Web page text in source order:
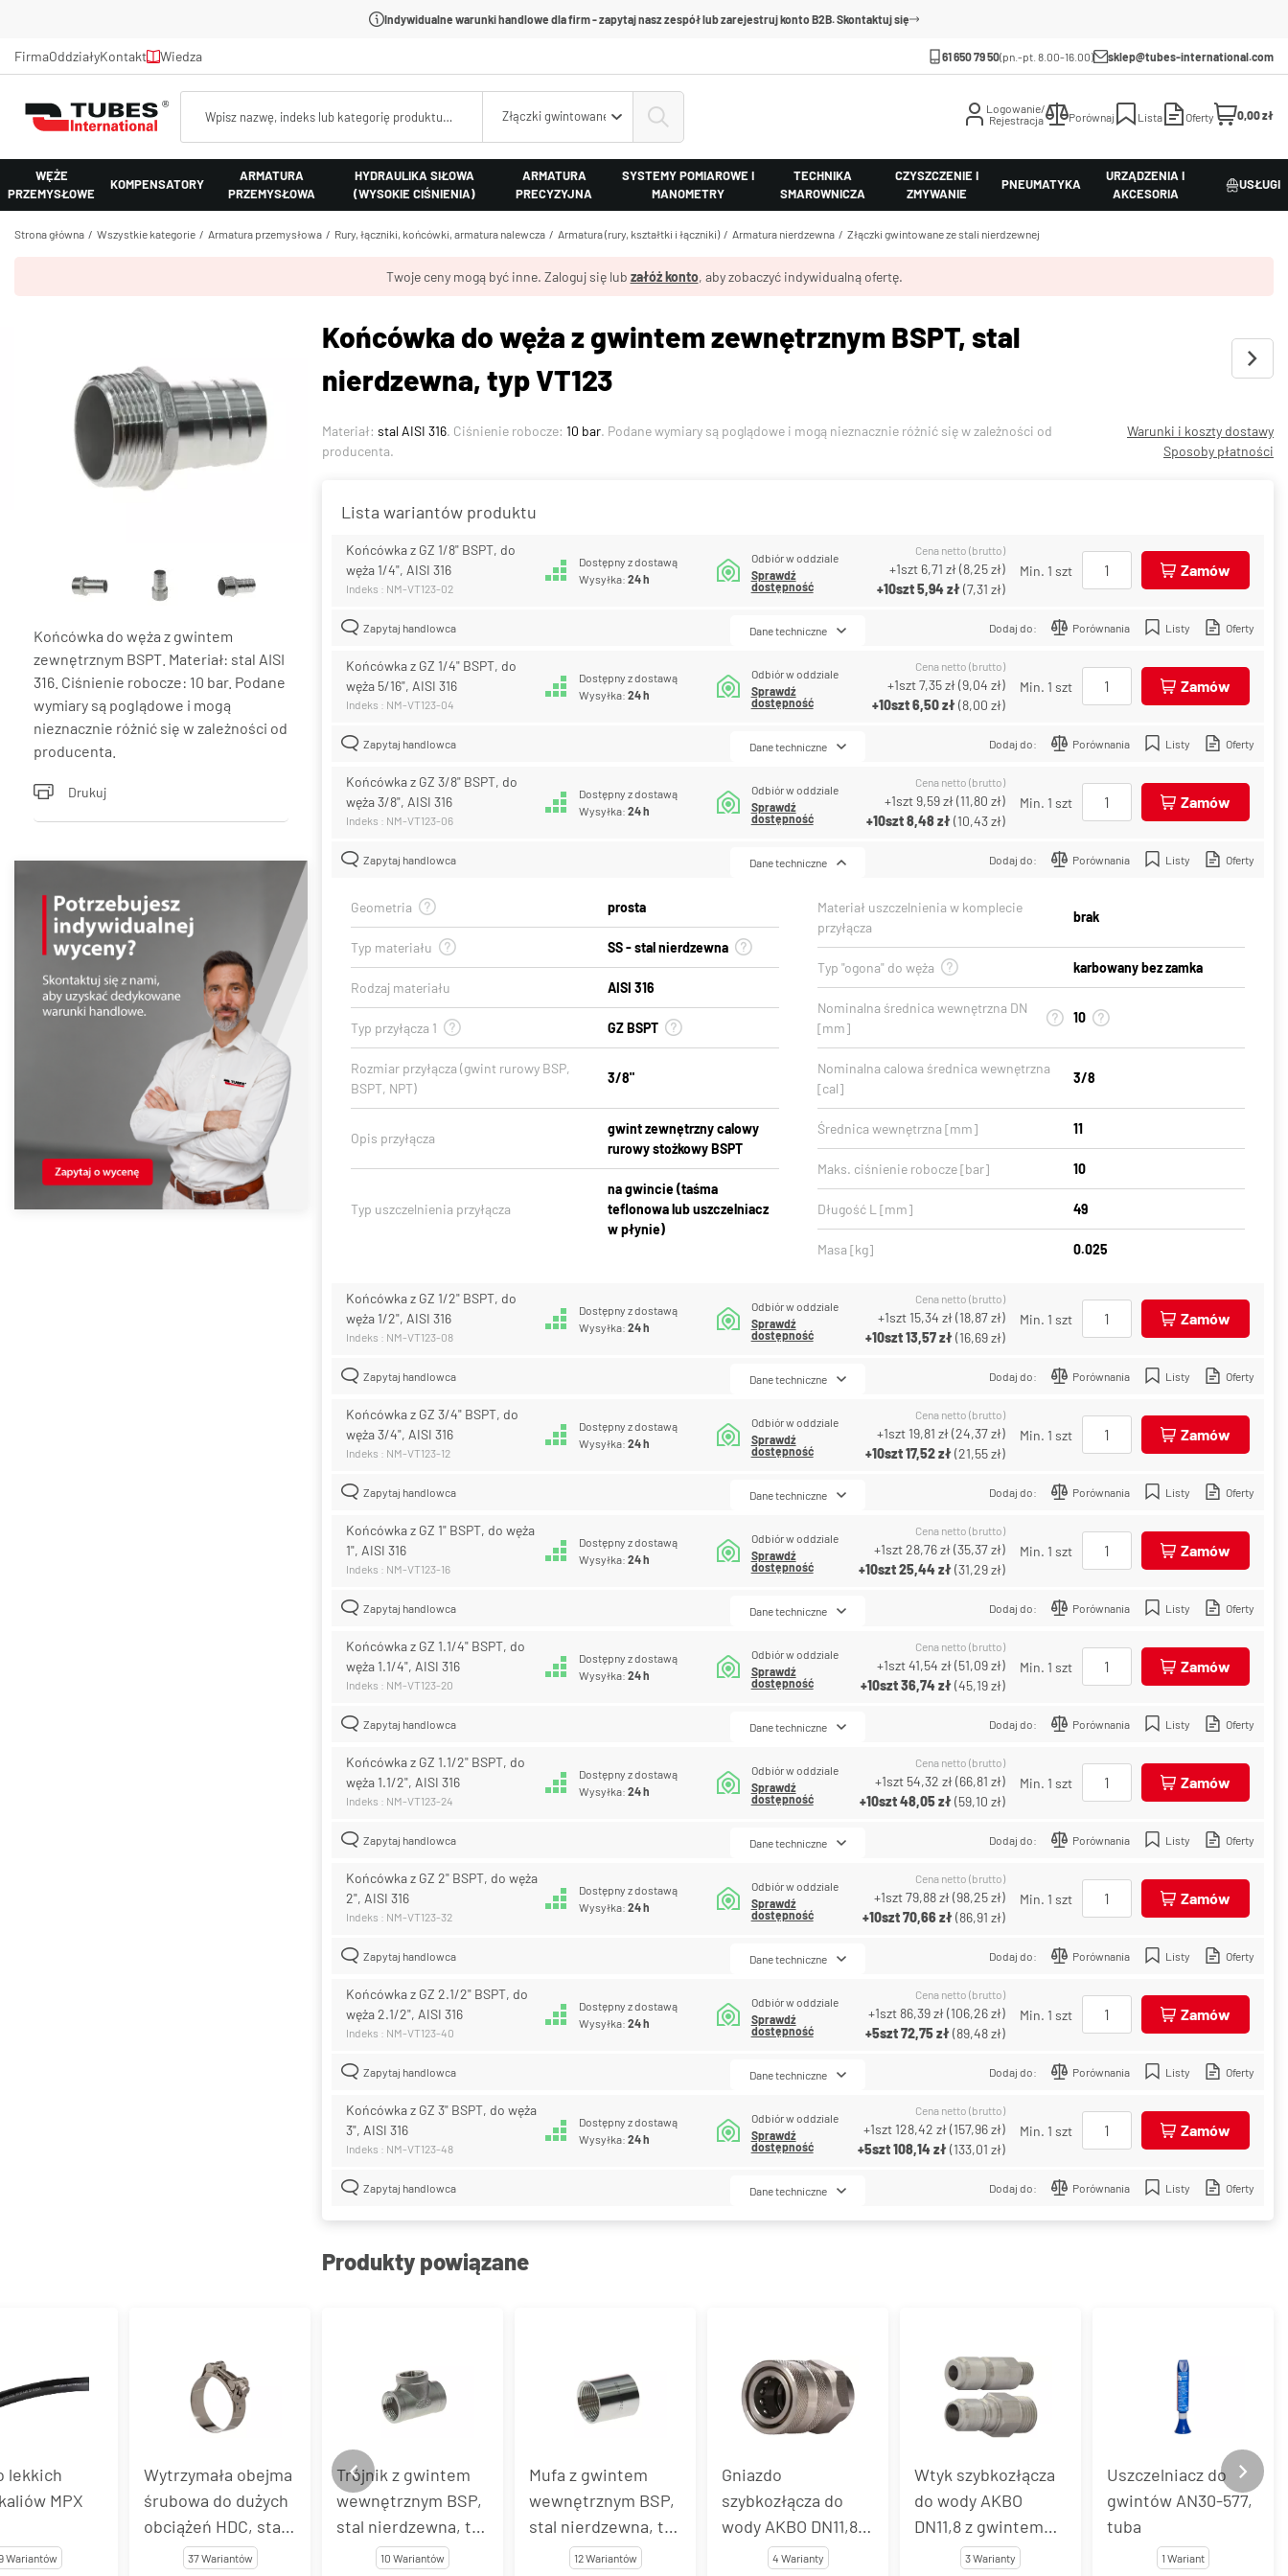
Indywidualne warunki handlowe dla firm - zapytaj nasz zespół lub zarejestruj konto B2B. Skontaktuj się
FirmaOddziałyKontakt Wiedza 61 650 79 50(pn.-pt. 8.00-16.00) sklep@tubes-international.com
Złączki gwintowane ze stali nierdzewnej
Logowanie/
Rejestracja
Porównaj Lista Oferty 0,00 zł
WĘŻE
PRZEMYSŁOWE
KOMPENSATORY
ARMATURA
PRZEMYSŁOWA
HYDRAULIKA SIŁOWA
(WYSOKIE CIŚNIENIA)
ARMATURA
PRECYZYJNA
SYSTEMY POMIAROWE I
MANOMETRY
TECHNIKA
SMAROWNICZA
CZYSZCZENIE I
ZMYWANIE
PNEUMATYKA
URZĄDZENIA I
AKCESORIA
USŁUGI
Strona główna Wszystkie kategorie Armatura przemysłowa Rury, łączniki, końcówki, armatura nalewcza Armatura (rury, kształtki i łączniki) Armatura nierdzewna Złączki gwintowane ze stali nierdzewnej
Twoje ceny mogą być inne. Zaloguj się lub załóż konto, aby zobaczyć indywidualną ofertę.
Końcówka do węża z gwintem
zewnętrznym BSPT. Materiał: stal AISI
316. Ciśnienie robocze: 10 bar. Podane
wymiary są poglądowe i mogą
nieznacznie różnić się w zależności od
producenta.
Drukuj
Końcówka do węża z gwintem zewnętrznym BSPT, stal
nierdzewna, typ VT123
Materiał: stal AISI 316. Ciśnienie robocze: 10 bar. Podane wymiary są poglądowe i mogą nieznacznie różnić się w zależności od
producenta.
Warunki i koszty dostawy
Sposoby płatności
Lista wariantów produktu
Końcówka z GZ 1/8" BSPT, do
węża 1/4", AISI 316
Indeks : NM-VT123-02
Dostępny z dostawą
Wysyłka:24 h
Odbiór w oddziale
Sprawdź
dostępność
Cena netto (brutto)
+1szt 6,71 zł(8,25 zł)
+10szt5,94 zł(7,31 zł)
Min. 1 szt Zamów
Zapytaj handlowca Dodaj do: Porównania Listy Oferty
Dane techniczne
Końcówka z GZ 1/4" BSPT, do
węża 5/16", AISI 316
Indeks : NM-VT123-04
Dostępny z dostawą
Wysyłka:24 h
Odbiór w oddziale
Sprawdź
dostępność
Cena netto (brutto)
+1szt7,35 zł(9,04 zł)
+10szt6,50 zł(8,00 zł)
Min. 1 szt Zamów
Zapytaj handlowca Dodaj do: Porównania Listy Oferty
Dane techniczne
Końcówka z GZ 3/8" BSPT, do
węża 3/8", AISI 316
Indeks : NM-VT123-06
Dostępny z dostawą
Wysyłka:24 h
Odbiór w oddziale
Sprawdź
dostępność
Cena netto (brutto)
+1szt9,59 zł(11,80 zł)
+10szt8,48 zł(10,43 zł)
Min. 1 szt Zamów
Zapytaj handlowca Dodaj do: Porównania Listy Oferty
Dane techniczne
Geometria prosta
Typ materiału SS - stal nierdzewna
Rodzaj materiału AISI 316
Typ przyłącza 1 GZ BSPT
Rozmiar przyłącza (gwint rurowy BSP,
BSPT, NPT)
3/8"
Opis przyłącza
gwint zewnętrzny calowy
rurowy stożkowy BSPT
Typ uszczelnienia przyłącza
na gwincie (taśma
teflonowa lub uszczelniacz
w płynie)
Materiał uszczelnienia w komplecie
przyłącza
brak
Typ "ogona" do węża karbowany bez zamka
Nominalna średnica wewnętrzna DN
[mm]
10
Nominalna calowa średnica wewnętrzna
[cal]
3/8
Średnica wewnętrzna [mm] 11
Maks. ciśnienie robocze [bar] 10
Długość L [mm] 49
Masa [kg] 0.025
Końcówka z GZ 1/2" BSPT, do
węża 1/2", AISI 316
Indeks : NM-VT123-08
Dostępny z dostawą
Wysyłka:24 h
Odbiór w oddziale
Sprawdź
dostępność
Cena netto (brutto)
+1szt 15,34 zł(18,87 zł)
+10szt13,57 zł(16,69 zł)
Min. 1 szt Zamów
Zapytaj handlowca Dodaj do: Porównania Listy Oferty
Dane techniczne
Końcówka z GZ 3/4" BSPT, do
węża 3/4", AISI 316
Indeks : NM-VT123-12
Dostępny z dostawą
Wysyłka:24 h
Odbiór w oddziale
Sprawdź
dostępność
Cena netto (brutto)
+1szt 19,81 zł(24,37 zł)
+10szt17,52 zł(21,55 zł)
Min. 1 szt Zamów
Zapytaj handlowca Dodaj do: Porównania Listy Oferty
Dane techniczne
Końcówka z GZ 1" BSPT, do węża
1", AISI 316
Indeks : NM-VT123-16
Dostępny z dostawą
Wysyłka:24 h
Odbiór w oddziale
Sprawdź
dostępność
Cena netto (brutto)
+1szt28,76 zł(35,37 zł)
+10szt25,44 zł(31,29 zł)
Min. 1 szt Zamów
Zapytaj handlowca Dodaj do: Porównania Listy Oferty
Dane techniczne
Końcówka z GZ 1.1/4" BSPT, do
węża 1.1/4", AISI 316
Indeks : NM-VT123-20
Dostępny z dostawą
Wysyłka:24 h
Odbiór w oddziale
Sprawdź
dostępność
Cena netto (brutto)
+1szt41,54 zł(51,09 zł)
+10szt36,74 zł(45,19 zł)
Min. 1 szt Zamów
Zapytaj handlowca Dodaj do: Porównania Listy Oferty
Dane techniczne
Końcówka z GZ 1.1/2" BSPT, do
węża 1.1/2", AISI 316
Indeks : NM-VT123-24
Dostępny z dostawą
Wysyłka:24 h
Odbiór w oddziale
Sprawdź
dostępność
Cena netto (brutto)
+1szt 54,32 zł(66,81 zł)
+10szt48,05 zł(59,10 zł)
Min. 1 szt Zamów
Zapytaj handlowca Dodaj do: Porównania Listy Oferty
Dane techniczne
Końcówka z GZ 2" BSPT, do węża
2", AISI 316
Indeks : NM-VT123-32
Dostępny z dostawą
Wysyłka:24 h
Odbiór w oddziale
Sprawdź
dostępność
Cena netto (brutto)
+1szt79,88 zł(98,25 zł)
+10szt70,66 zł(86,91 zł)
Min. 1 szt Zamów
Zapytaj handlowca Dodaj do: Porównania Listy Oferty
Dane techniczne
Końcówka z GZ 2.1/2" BSPT, do
węża 2.1/2", AISI 316
Indeks : NM-VT123-40
Dostępny z dostawą
Wysyłka:24 h
Odbiór w oddziale
Sprawdź
dostępność
Cena netto (brutto)
+1szt 86,39 zł(106,26 zł)
+5szt72,75 zł(89,48 zł)
Min. 1 szt Zamów
Zapytaj handlowca Dodaj do: Porównania Listy Oferty
Dane techniczne
Końcówka z GZ 3" BSPT, do węża
3", AISI 316
Indeks : NM-VT123-48
Dostępny z dostawą
Wysyłka:24 h
Odbiór w oddziale
Sprawdź
dostępność
Cena netto (brutto)
+1szt 128,42 zł(157,96 zł)
+5szt108,14 zł(133,01 zł)
Min. 1 szt Zamów
Zapytaj handlowca Dodaj do: Porównania Listy Oferty
Dane techniczne
Produkty powiązane
lekkich
MPX
Wariantów
Wytrzymała obejma
śrubowa do dużych
obciążeń HDC, stal
nierdzewna
37 Wariantów
Trójnik z gwintem
wewnętrznym BSP,
stal nierdzewna, typ
VT10310 Wariantów
Mufa z gwintem
wewnętrznym BSP,
stal nierdzewna, typ
VT122112 Wariantów
Gniazdo
szybkozłącza do
wody AKBO DN11,8 z
gwintem4 Warianty
Wtyk szybkozłącza
do wody AKBO
DN11,8 z gwintem
zewnętrznym, stal
3 Warianty
Uszczelniacz do
gwintów AN30-577,
tuba
1 Wariant